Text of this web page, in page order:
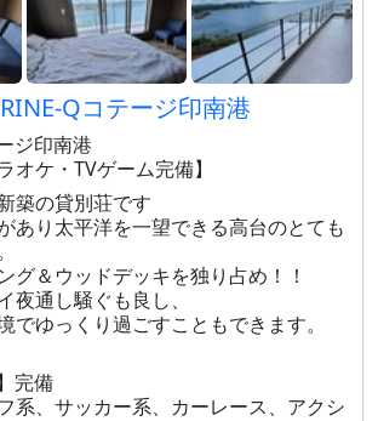
Qコテージ印南港
ジ印南港
オケ・TVゲーム完備】
築の貸別荘です
あり太平洋を一望できる高台のとても
グ＆ウッドデッキを独り占め！！
夜通し騒ぐも良し、
でゆっくり過ごすこともできます。
完備
系、サッカー系、カーレース、アクシ